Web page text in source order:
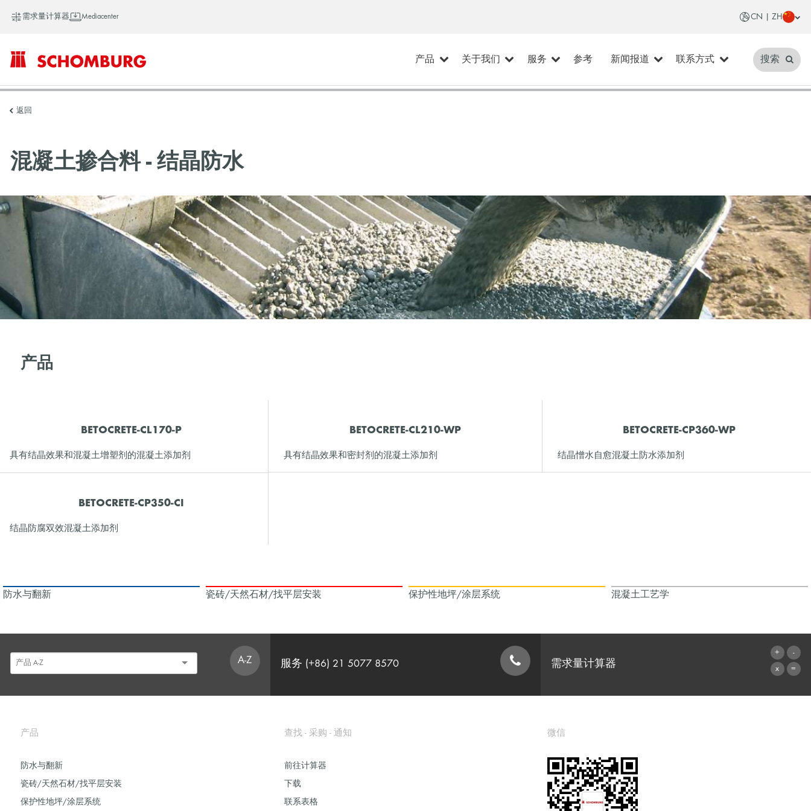
需求量计算器 Mediacenter CN | ZH
SCHOMBURG
产品 关于我们 服务 参考 新闻报道 联系方式 搜索
返回
混凝土掺合料 - 结晶防水
产品
BETOCRETE-CL170-P
具有结晶效果和混凝土增塑剂的混凝土添加剂
BETOCRETE-CL210-WP
具有结晶效果和密封剂的混凝土添加剂
BETOCRETE-CP360-WP
结晶憎水自愈混凝土防水添加剂
BETOCRETE-CP350-CI
结晶防腐双效混凝土添加剂
防水与翻新 瓷砖/天然石材/找平层安装 保护性地坪/涂层系统 混凝土工艺学
A-Z 服务 (+86) 21 5077 8570 需求量计算器
产品
防水与翻新
瓷砖/天然石材/找平层安装
保护性地坪/涂层系统
查找 - 采购 - 通知
前往计算器
下载
联系表格
微信